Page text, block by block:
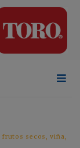
secos, viña,